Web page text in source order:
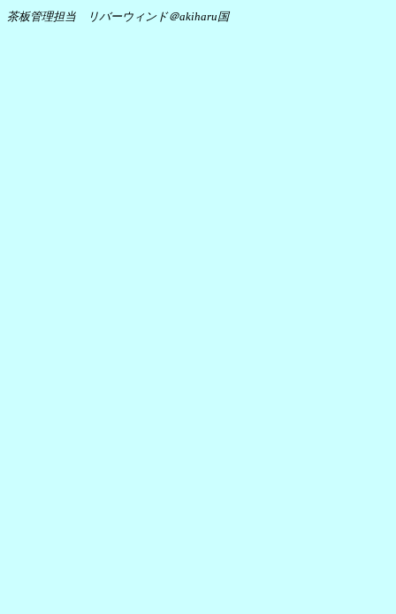
茶板管理担当 リバーウィンド＠akiharu国